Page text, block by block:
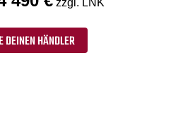
zzgl. LNK
DEINEN HÄNDLER